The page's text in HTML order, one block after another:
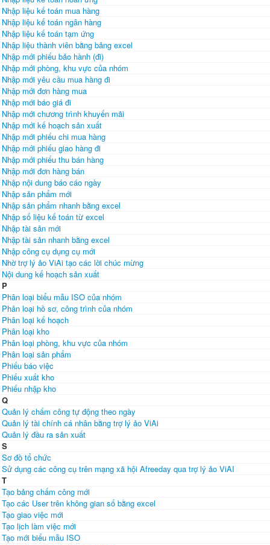
Nhập liệu kế toán mua hàng
Nhập liệu kế toán ngân hàng
Nhập liệu kế toán tạm ứng
Nhập liệu thành viên bằng bảng excel
Nhập mới phiếu bảo hành (đi)
Nhập mới phòng, khu vực của nhóm
Nhập mới yêu cầu mua hàng đi
Nhập mới đơn hàng mua
Nhập mới báo giá đi
Nhập mới chương trình khuyến mãi
Nhập mới kế hoạch sản xuất
Nhập mới phiếu chi mua hàng
Nhập mới phiếu giao hàng đi
Nhập mới phiếu thu bán hàng
Nhập mới đơn hàng bán
Nhập nội dung báo cáo ngày
Nhập sản phẩm mới
Nhập sản phẩm nhanh bằng excel
Nhập số liệu kế toán từ excel
Nhập tài sản mới
Nhập tài sản nhanh bằng excel
Nhập công cụ dụng cụ mới
Nhờ trợ lý ảo ViAi tạo các lời chúc mừng
Nội dung kế hoạch sản xuất
P
Phân loại biểu mẫu ISO của nhóm
Phân loại hồ sơ, công trình của nhóm
Phân loại kế hoạch
Phân loại kho
Phân loại phòng, khu vực của nhóm
Phân loại sản phẩm
Phiếu báo việc
Phiếu xuất kho
Phiếu nhập kho
Q
Quản lý chấm công tự động theo ngày
Quản lý tài chính cá nhân bằng trợ lý ảo ViAi
Quản lý đầu ra sản xuất
S
Sơ đồ tổ chức
Sử dụng các công cụ trên mạng xã hội Afreeday qua trợ lý ảo ViAI
T
Tạo bảng chấm công mới
Tạo các User trên không gian số bằng excel
Tạo giao việc mới
Tạo lịch làm việc mới
Tạo mới biểu mẫu ISO